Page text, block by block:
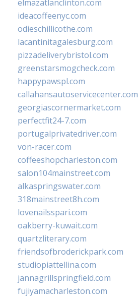
elmazatlanclinton.com
ideacoffeenyc.com
odieschillicothe.com
lacantinitagalesburg.com
pizzadeliverybristol.com
greenstarsmogcheck.com
happypawspl.com
callahansautoservicecenter.com
georgiascornermarket.com
perfectfit24-7.com
portugalprivatedriver.com
von-racer.com
coffeeshopcharleston.com
salon104mainstreet.com
alkaspringswater.com
318mainstreet8h.com
lovenailsspari.com
oakberry-kuwait.com
quartzliterary.com
friendsofbroderickpark.com
studiopiattellina.com
jannagrillspringfield.com
fujiyamacharleston.com